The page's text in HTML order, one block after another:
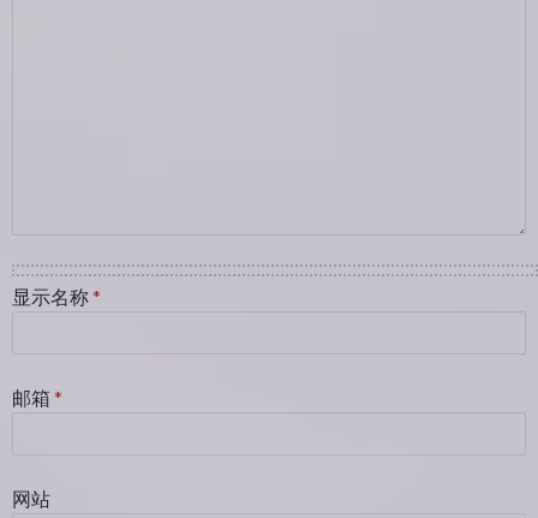
显示名称 *
邮箱 *
网站